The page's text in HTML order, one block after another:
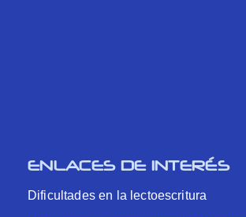
ENLACES DE INTERÉS
Dificultades en la lectoescritura